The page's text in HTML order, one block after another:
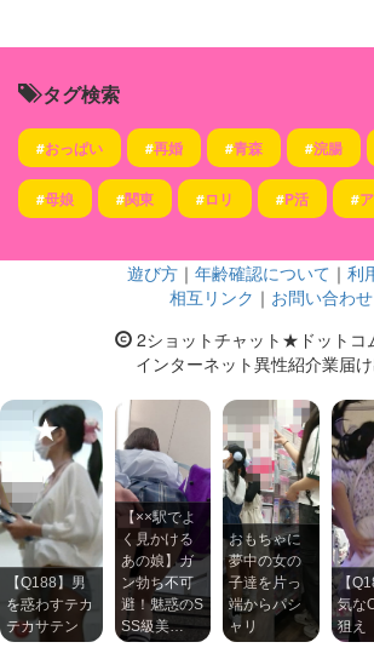
タグ検索
#おっぱい #再婚 #青森 #浣腸
#母娘 #関東 #ロリ #P活 #
遊び方 ｜ 年齢確認について ｜ 利
相互リンク ｜ お問い合わせ
2ショットチャット★ドットコ
インターネット異性紹介業届
【Q188】男
を惑わすテカ
テカサテン
【××駅でよ
く見かける
あの娘】ガ
ン勃ち不可
避！魅惑のS
SS級美…
おもちゃに
夢中の女の
子達を片っ
端からパシ
ャリ
【
気な
狙え